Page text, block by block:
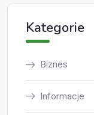
Kategorie
Biznes
Informacje